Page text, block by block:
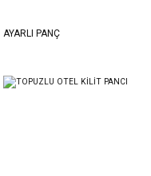
AYARLI PANÇ